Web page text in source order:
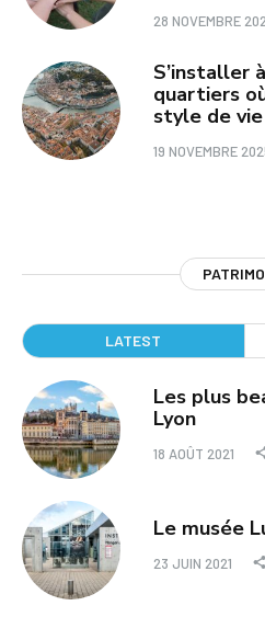
28 NOVEMBRE
S’installer
quartiers
style de vie
19 NOVEMBRE
LATEST
Les plus
Lyon
18 AOÛT 2021
Le musée
23 JUIN 2021